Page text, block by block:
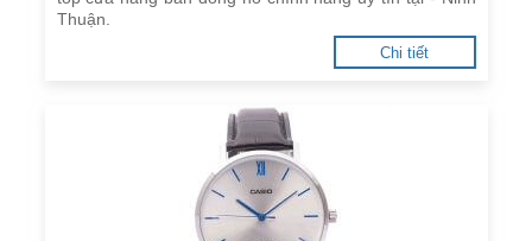
Thuận.
Chi tiết